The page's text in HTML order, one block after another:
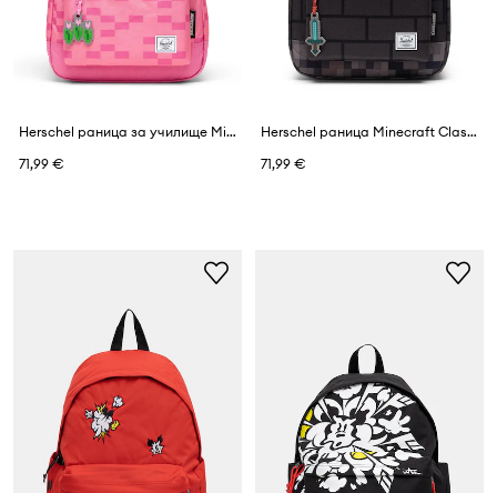
Herschel раница за училище Minecraft Classic™
71,99 €
Herschel раница Minecraft Classic™
71,99 €